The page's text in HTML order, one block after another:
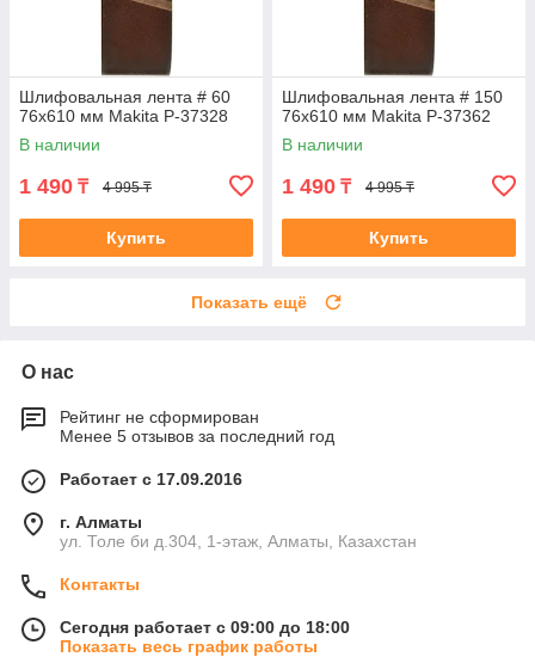
Шлифовальная лента # 60
76x610 мм Makita P-37328
В наличии
1 490 ₸ 4 995 ₸
Купить
Шлифовальная лента # 150
76x610 мм Makita P-37362
В наличии
1 490 ₸ 4 995 ₸
Купить
Показать ещё
О нас
Рейтинг не сформирован
Менее 5 отзывов за последний год
Работает с 17.09.2016
г. Алматы
ул. Толе би д.304, 1-этаж, Алматы, Казахстан
Контакты
Сегодня работает с 09:00 до 18:00
Показать весь график работы